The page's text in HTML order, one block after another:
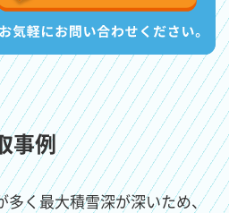
事例
多く最大積雪深が深いため、